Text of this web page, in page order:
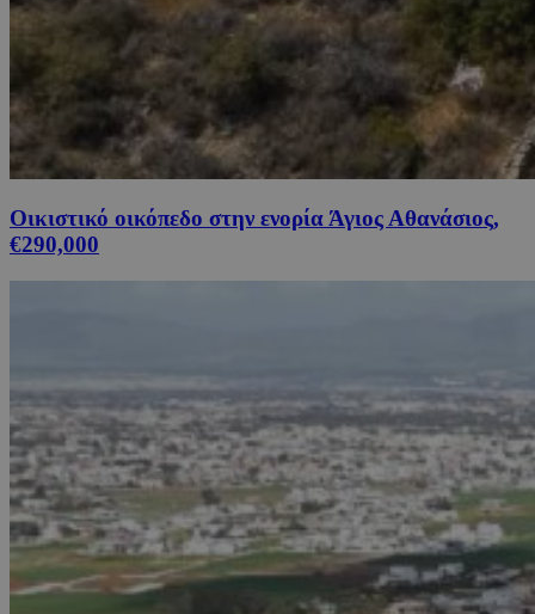
Οικιστικό οικόπεδο στην ενορία Άγιος Αθανάσιος,
€290,000